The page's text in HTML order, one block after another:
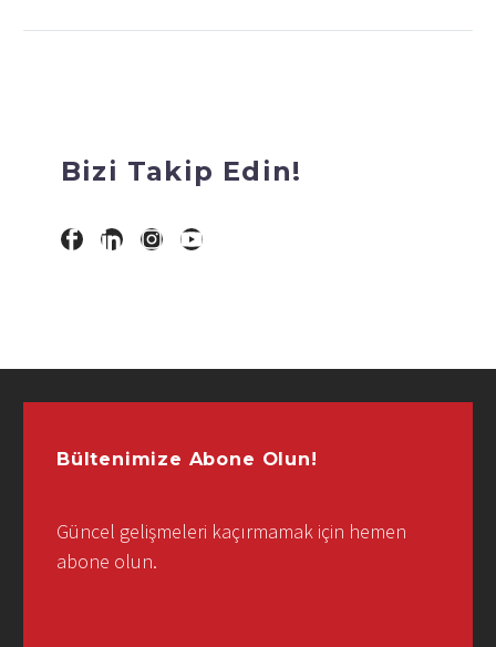
Bizi Takip Edin!
Bültenimize Abone Olun!
Güncel gelişmeleri kaçırmamak için hemen
abone olun.